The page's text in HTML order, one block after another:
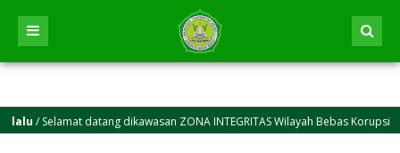
/ Selamat datang dikawasan ZONA INTEGRITAS Wilayah Bebas Korupsi